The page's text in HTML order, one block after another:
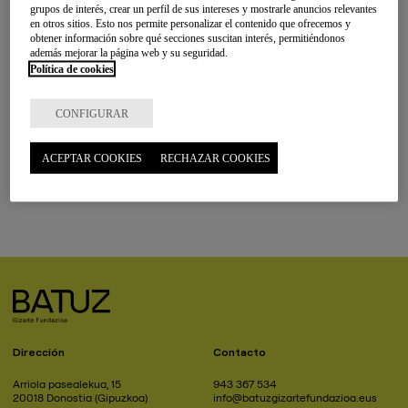
Proyectos I+I
Publicaciones
Dirección
Arriola pasealekua, 15
20018 Donostia (Gipuzkoa)
Contacto
943 367 534
info@batuzgizartefundazioa.eus
grupos de interés, crear un perfil de sus intereses y mostrarle anuncios relevantes
en otros sitios. Esto nos permite personalizar el contenido que ofrecemos y
obtener información sobre qué secciones suscitan interés, permitiéndonos
además mejorar la página web y su seguridad.
Política de cookies
CONFIGURAR
RECHAZAR COOKIES
ACEPTAR COOKIES